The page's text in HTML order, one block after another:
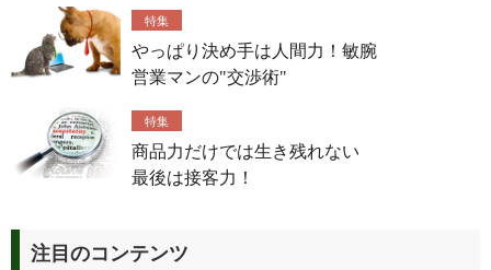
特集
やっぱり決め手は人間力！敏腕
営業マンの"交渉術"
特集
商品力だけでは生き残れない
最後は接客力！
注目のコンテンツ